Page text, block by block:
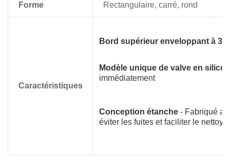
Forme Rectangulaire, carré, rond
Caractéristiques
Bord supérieur enveloppant à
Modèle unique de valve en
immédiatement
Conception étanche - Fabriqué
éviter les fuites et faciliter le